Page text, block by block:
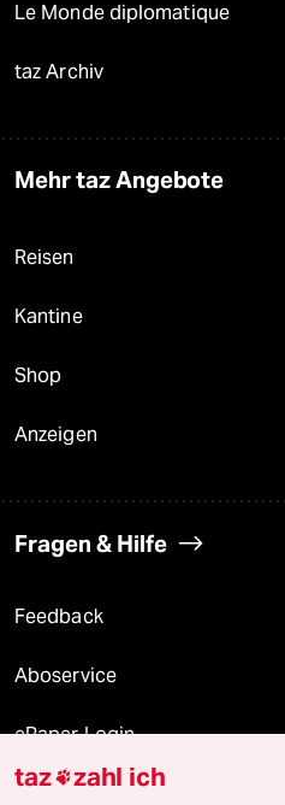
Le Monde diplomatique
taz Archiv
Mehr taz Angebote
Reisen
Kantine
Shop
Anzeigen
Fragen & Hilfe
Feedback
Aboservice
ePaper Login
Downloads für Abonnierende
taz zahl ich